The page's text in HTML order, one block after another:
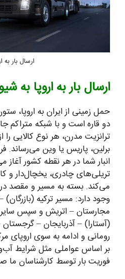
ارسال بار به
ارسال بار به اروپا به
حمل زمینی از ایران به اروپا،
دو قاره است و با شبکه متراکم
ترانزیت مدرن، هر نوع کالایی را
برلین، پاریس یا وین می‌رساند.
انبار شما در هر نقطه کشور آغاز
تریلی‌های چادری، یخچال‌دار و
می‌کند. بسته به مسیر و مقصد در
وجود دارد: مسیر ترکیه
مجارستان – اتریش و سپس سایر
(آستارا) – آذربایجان – گرجستان
رومانی و ادامه به سوی اروپای
بر اساس عواملی مثل شرایط
فوریت بار توسط کارشناسان ما